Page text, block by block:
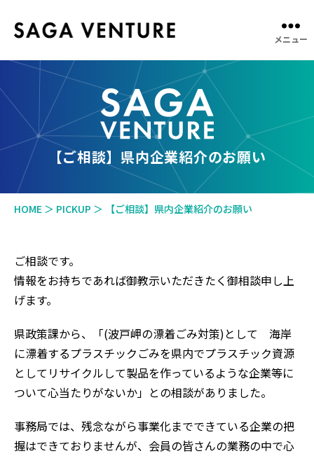
VENTURE
メニュー
【ご相談】県内企業紹介のお願い
HOME ＞ PICKUP ＞ 【ご相談】県内企業紹介のお願い
ご相談です。
情報をお持ちであれば御教示いただきたく御相談申し上
げます。
県政策課から、「(波戸岬の漂着ごみ対策)として 海岸
に漂着するプラスチックごみを県内でプラスチック資源
としてリサイクルして製品を作っているような企業等に
ついて心当たりがないか」との相談がありました。
事務局では、残念ながら事業化までできている企業の把
握はできておりませんが、会員の皆さんの業務の中で心